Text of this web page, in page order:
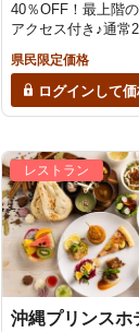
40％OFF！最上階
アクセス付き♪通常
駐車料金無料＜クラ
ジアクセス・朝食付
県民限定価格
ログインして
レストラン
沖縄プリンスホ